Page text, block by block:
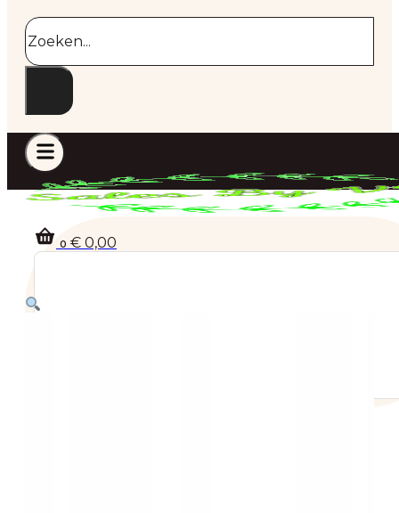
Zoeken
0 € 0,00